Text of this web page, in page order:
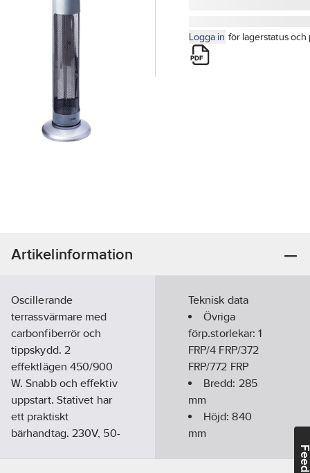
Logga in för lagerstatus och
Artikelinformation
Oscillerande
terrassvärmare med
carbonfiberrör och
tippskydd. 2
effektlägen 450/900
W. Snabb och effektiv
uppstart. Stativet har
ett praktiskt
bärhandtag. 230V, 50-
Teknisk data
Övriga
förp.storlekar:1
FRP/4 FRP/372
FRP/772 FRP
Bredd: 285
mm
Höjd:840
mm